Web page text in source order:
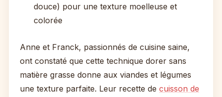
douce) pour une texture moelleuse et
colorée
Anne et Franck, passionnés de cuisine saine,
ont constaté que cette technique dorer sans
matière grasse donne aux viandes et légumes
une texture parfaite. Leur recette de cuisson de